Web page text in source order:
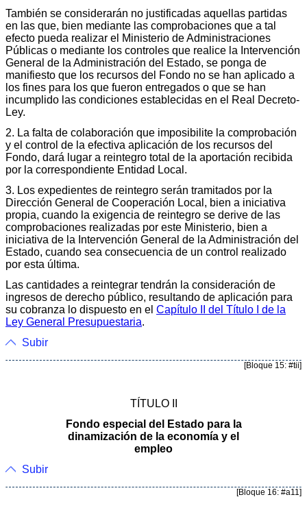
También se considerarán no justificadas aquellas partidas
en las que, bien mediante las comprobaciones que a tal
efecto pueda realizar el Ministerio de Administraciones
Públicas o mediante los controles que realice la Intervención
General de la Administración del Estado, se ponga de
manifiesto que los recursos del Fondo no se han aplicado a
los fines para los que fueron entregados o que se han
incumplido las condiciones establecidas en el Real Decreto-
Ley.
2. La falta de colaboración que imposibilite la comprobación
y el control de la efectiva aplicación de los recursos del
Fondo, dará lugar a reintegro total de la aportación recibida
por la correspondiente Entidad Local.
3. Los expedientes de reintegro serán tramitados por la
Dirección General de Cooperación Local, bien a iniciativa
propia, cuando la exigencia de reintegro se derive de las
comprobaciones realizadas por este Ministerio, bien a
iniciativa de la Intervención General de la Administración del
Estado, cuando sea consecuencia de un control realizado
por esta última.
Las cantidades a reintegrar tendrán la consideración de
ingresos de derecho público, resultando de aplicación para
su cobranza lo dispuesto en el Capítulo II del Título I de la
Ley General Presupuestaria.
Subir
[Bloque 15: #tii]
TÍTULO II
Fondo especial del Estado para la
dinamización de la economía y el
empleo
Subir
[Bloque 16: #a11]